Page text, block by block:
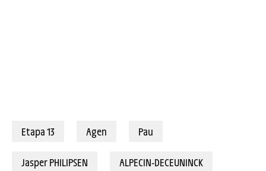
Etapa 13 Agen Pau
Jasper PHILIPSEN ALPECIN-DECEUNINCK